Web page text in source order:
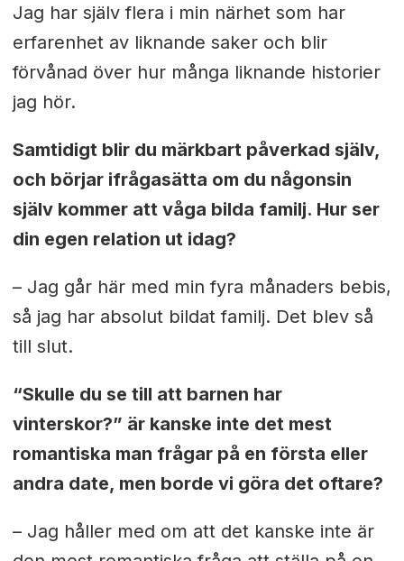
Jag har själv flera i min närhet som har
erfarenhet av liknande saker och blir
förvånad över hur många liknande historier
jag hör.
Samtidigt blir du märkbart påverkad själv,
och börjar ifrågasätta om du någonsin
själv kommer att våga bilda familj. Hur ser
din egen relation ut idag?
– Jag går här med min fyra månaders bebis,
så jag har absolut bildat familj. Det blev så
till slut.
“Skulle du se till att barnen har
vinterskor?” är kanske inte det mest
romantiska man frågar på en första eller
andra date, men borde vi göra det oftare?
– Jag håller med om att det kanske inte är